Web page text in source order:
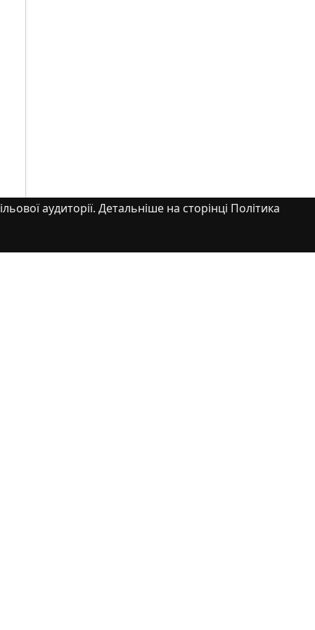
аудиторії. Детальніше на сторінці Політика